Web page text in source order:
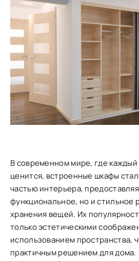
В современном мире, где
ценится, встроенные шкафы
частью интерьера,
функциональное, но и стильное
хранения вещей. Их
только эстетическими
использованием пространства,
практичным решением для дома.